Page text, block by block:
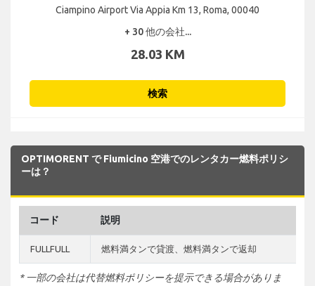
Ciampino Airport Via Appia Km 13, Roma, 00040
+ 30 他の会社...
28.03 KM
検索
OPTIMORENT で Fiumicino 空港でのレンタカー燃料ポリシ
ーは？
コード 説明
FULLFULL 燃料満タンで貸渡、燃料満タンで返却
* 一部の会社は代替燃料ポリシーを提示できる場合がありま